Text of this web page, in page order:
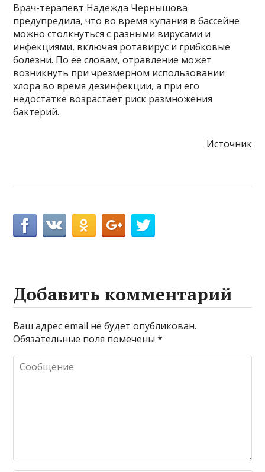
Врач-терапевт Надежда Чернышова
предупредила, что во время купания в бассейне
можно столкнуться с разными вирусами и
инфекциями, включая ротавирус и грибковые
болезни. По ее словам, отравление может
возникнуть при чрезмерном использовании
хлора во время дезинфекции, а при его
недостатке возрастает риск размножения
бактерий.
Источник
Добавить комментарий
Ваш адрес email не будет опубликован.
Обязательные поля помечены*